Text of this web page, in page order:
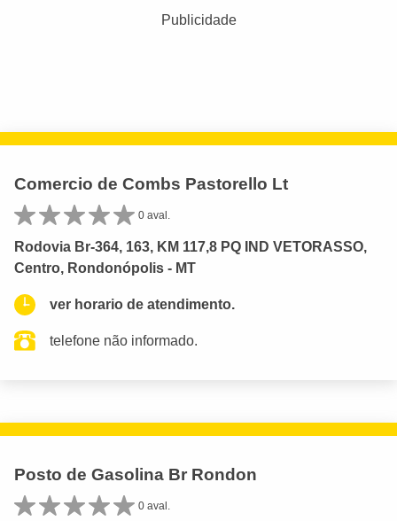
Publicidade
Comercio de Combs Pastorello Lt
0 aval.
Rodovia Br-364, 163, KM 117,8 PQ IND VETORASSO,
Centro, Rondonópolis - MT
ver horario de atendimento.
telefone não informado.
Posto de Gasolina Br Rondon
0 aval.